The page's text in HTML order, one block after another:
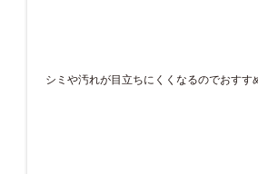
シミや汚れが目立ちにくくなるのでおすす